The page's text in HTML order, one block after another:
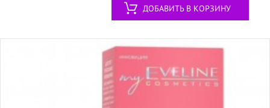
ДОБАВИТЬ В КОРЗИНУ